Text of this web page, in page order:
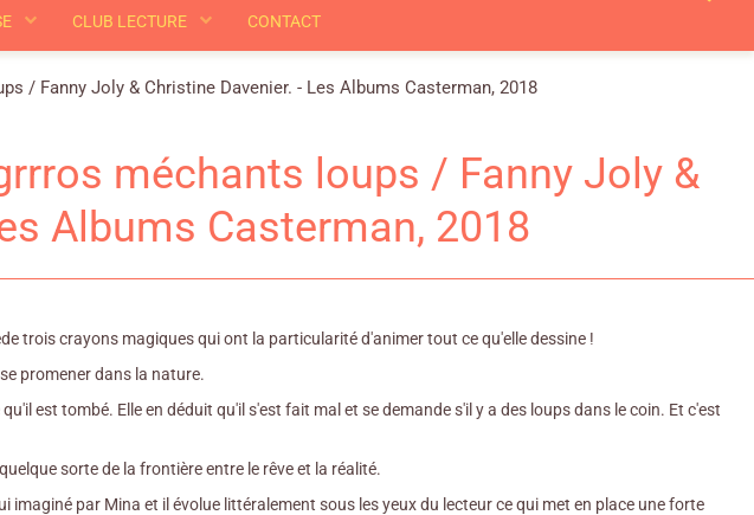
CLUB LECTURE CONTACT
/ Fanny Joly & Christine Davenier. - Les Albums Casterman, 2018
méchants loups / Fanny Joly &
Albums Casterman, 2018
trois crayons magiques qui ont la particularité d'animer tout ce qu'elle dessine !
promener dans la nature.
est tombé. Elle en déduit qu'il s'est fait mal et se demande s'il y a des loups dans le coin. Et c'est
sorte de la frontière entre le rêve et la réalité.
imaginé par Mina et il évolue littéralement sous les yeux du lecteur ce qui met en place une forte